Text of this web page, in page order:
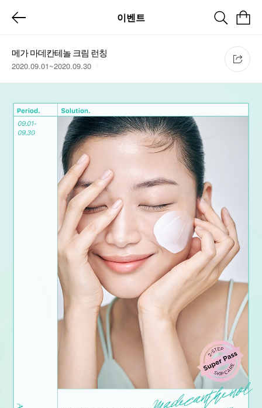
이벤트
메가 마데칸테놀 크림 런칭
2020.09.01~2020.09.30